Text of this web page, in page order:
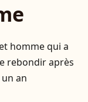
homme qui a
rebondir après
an